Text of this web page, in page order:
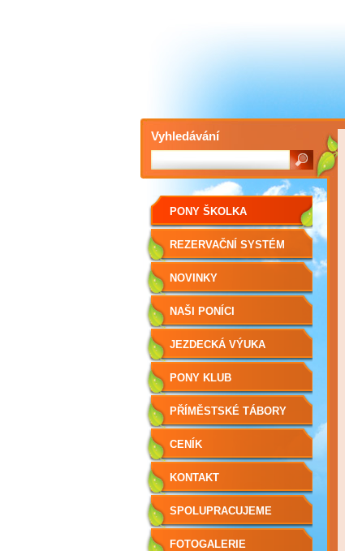
PONY ŠKOLKA
REZERVAČNÍ SYSTÉM
NOVINKY
NAŠI PONÍCI
JEZDECKÁ VÝUKA
PONY KLUB
PŘÍMĚSTSKÉ TÁBORY
CENÍK
KONTAKT
SPOLUPRACUJEME
FOTOGALERIE
Vyhledávání